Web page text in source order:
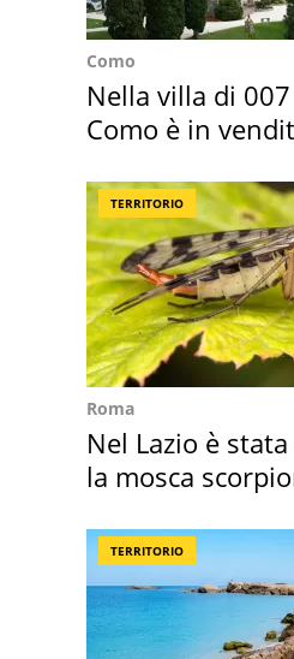
Como
Nella villa di
Como è in
TERRITORIO
Roma
Nel Lazio è
la mosca
TERRITORIO